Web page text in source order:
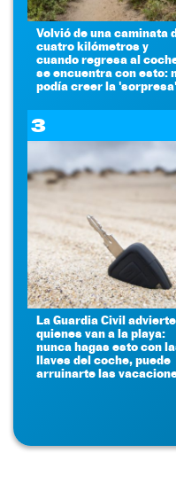
Volvió de una caminata
cuatro kilómetros y
cuando regresa al
se encuentra con esto:
podía creer la 'sorpresa'
3
La Guardia Civil
quienes van a la playa:
nunca hagas esto con
llaves del coche, puede
arruinarte las